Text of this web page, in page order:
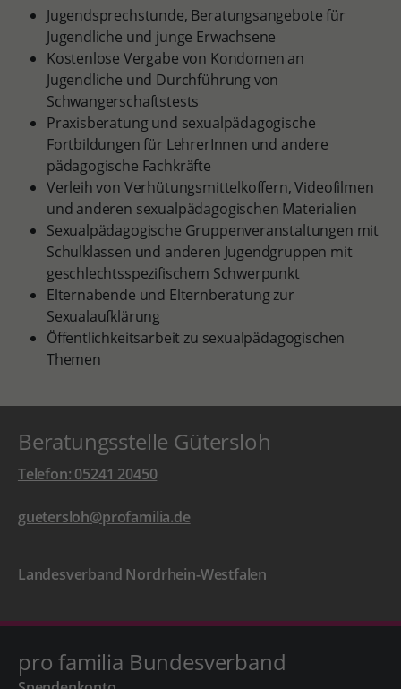
Jugendsprechstunde, Beratungsangebote für
Jugendliche und junge Erwachsene
Kostenlose Vergabe von Kondomen an
Jugendliche und Durchführung von
Schwangerschaftstests
Praxisberatung und sexualpädagogische
Fortbildungen für LehrerInnen und andere
pädagogische Fachkräfte
Verleih von Verhütungsmittelkoffern, Videofilmen
und anderen sexualpädagogischen Materialien
Sexualpädagogische Gruppenveranstaltungen mit
Schulklassen und anderen Jugendgruppen mit
geschlechtsspezifischem Schwerpunkt
Elternabende und Elternberatung zur
Sexualaufklärung
Öffentlichkeitsarbeit zu sexualpädagogischen
Themen
Beratungsstelle Gütersloh
Telefon: 05241 20450
guetersloh@profamilia.de
Landesverband Nordrhein-Westfalen
pro familia Bundesverband